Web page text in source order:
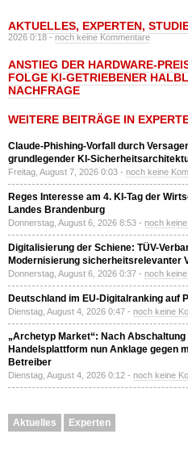
AKTUELLES, EXPERTEN,
2026 0:18 -noch keine Kommentare
ANSTIEG DER HARDWARE-
FOLGE KI-GETRIEBENER
NACHFRAGE
WEITERE BEITRÄGE IN
Claude-Phishing-Vorfall durch
grundlegender KI-
Freitag, August 7, 2026 0:03 - noch keine
Reges Interesse am 4. KI-Tag der
Landes Brandenburg
Donnerstag, August 6, 2026 8:53 - noch
Digitalisierung der Schiene: TÜV-
Modernisierung sicherheitsrelevanter
Donnerstag, August 6, 2026 0:37 - noch
Deutschland im EU-Digitalranking auf
Dienstag, August 4, 2026 0:47 - noch keine
„Archetyp Market“: Nach
Handelsplattform nun Anklage gegen
Betreiber
Dienstag, August 4, 2026 0:12 - noch keine
Aktuelles Experten